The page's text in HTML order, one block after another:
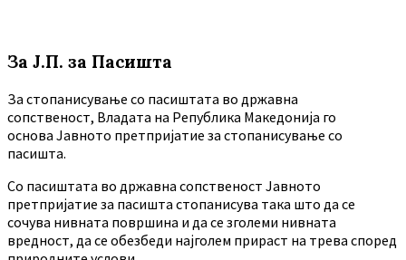
За Ј.П. за Пасишта
За стопанисување со пасиштата во државна
сопственост, Владата на Република Македонија го
основа Јавното претпријатие за стопанисување со
пасишта.
Co пасиштата во државна сопственост Јавното
претпријатие за пасишта стопанисува така што да се
сочува нивната површина и да се зголеми нивната
вредност, да се обезбеди најголем прираст на трева според